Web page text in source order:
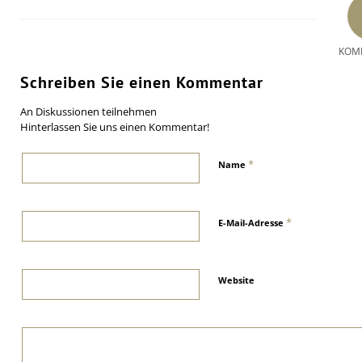
Schreiben Sie einen Kommentar
An Diskussionen teilnehmen
Hinterlassen Sie uns einen Kommentar!
Name *
E-Mail-Adresse *
Website